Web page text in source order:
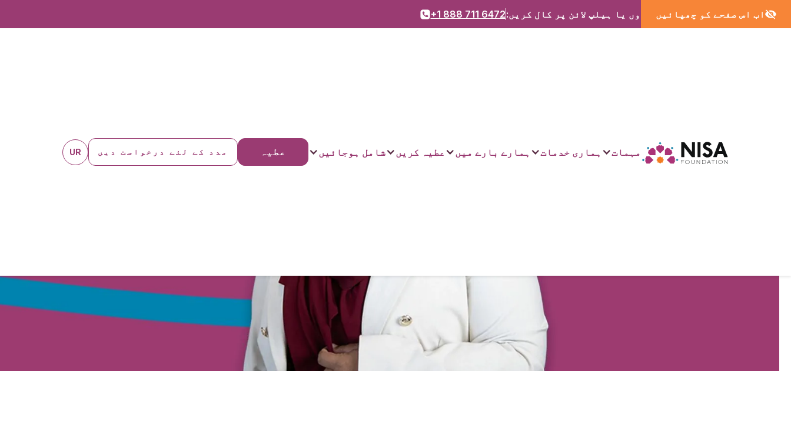
ہمارے گھروں یا ہیلپ لائن پر کال کریں:+1 888 711 6472 اب اس صفحے کو چھپائیں
مہمات ہماری خدمات ہمارے بارے میں عطیہ کریں شامل ہوجائیں عطیہ مدد کے لئے درخواست دیں UR